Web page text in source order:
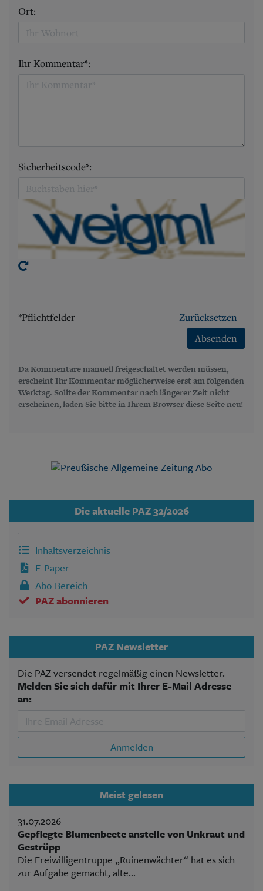
Ort:
Ihr Kommentar*:
Sicherheitscode*:
*Pflichtfelder
Zurücksetzen
Absenden
Da Kommentare manuell freigeschaltet werden müssen,
erscheint Ihr Kommentar möglicherweise erst am folgenden
Werktag. Sollte der Kommentar nach längerer Zeit nicht
erscheinen, laden Sie bitte in Ihrem Browser diese Seite neu!
Die aktuelle PAZ 32/2026
Inhaltsverzeichnis
E-Paper
Abo Bereich
PAZ abonnieren
PAZ Newsletter
Die PAZ versendet regelmäßig einen Newsletter.
Melden Sie sich dafür mit Ihrer E-Mail Adresse
an:
Anmelden
Meist gelesen
31.07.2026
Gepflegte Blumenbeete anstelle von Unkraut und
Gestrüpp
Die Freiwilligentruppe „Ruinenwächter“ hat es sich
zur Aufgabe gemacht, alte...